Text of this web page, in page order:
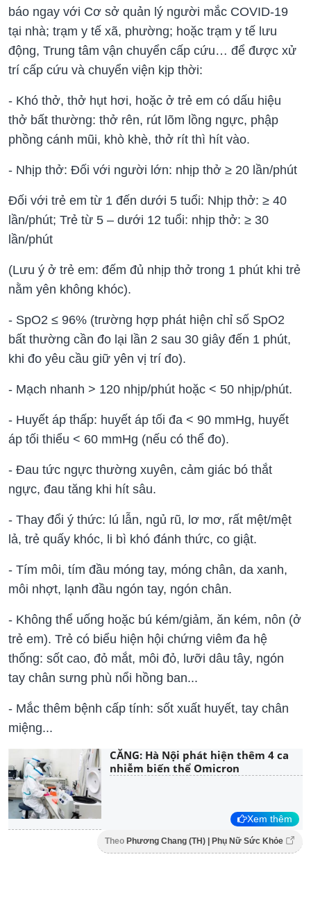
báo ngay với Cơ sở quản lý người mắc COVID-19
tại nhà; trạm y tế xã, phường; hoặc trạm y tế lưu
động, Trung tâm vận chuyển cấp cứu… để được xử
trí cấp cứu và chuyển viện kịp thời:
- Khó thở, thở hụt hơi, hoặc ở trẻ em có dấu hiệu
thở bất thường: thở rên, rút lõm lồng ngực, phập
phồng cánh mũi, khò khè, thở rít thì hít vào.
- Nhịp thở: Đối với người lớn: nhịp thở ≥ 20 lần/phút
Đối với trẻ em từ 1 đến dưới 5 tuổi: Nhịp thở: ≥ 40
lần/phút; Trẻ từ 5 – dưới 12 tuổi: nhịp thở: ≥ 30
lần/phút
(Lưu ý ở trẻ em: đếm đủ nhịp thở trong 1 phút khi trẻ
nằm yên không khóc).
- SpO2 ≤ 96% (trường hợp phát hiện chỉ số SpO2
bất thường cần đo lại lần 2 sau 30 giây đến 1 phút,
khi đo yêu cầu giữ yên vị trí đo).
- Mạch nhanh > 120 nhịp/phút hoặc < 50 nhịp/phút.
- Huyết áp thấp: huyết áp tối đa < 90 mmHg, huyết
áp tối thiểu < 60 mmHg (nếu có thể đo).
- Đau tức ngực thường xuyên, cảm giác bó thắt
ngực, đau tăng khi hít sâu.
- Thay đổi ý thức: lú lẫn, ngủ rũ, lơ mơ, rất mệt/mệt
lả, trẻ quấy khóc, li bì khó đánh thức, co giật.
- Tím môi, tím đầu móng tay, móng chân, da xanh,
môi nhợt, lạnh đầu ngón tay, ngón chân.
- Không thể uống hoặc bú kém/giảm, ăn kém, nôn (ở
trẻ em). Trẻ có biểu hiện hội chứng viêm đa hệ
thống: sốt cao, đỏ mắt, môi đỏ, lưỡi dâu tây, ngón
tay chân sưng phù nổi hồng ban...
- Mắc thêm bệnh cấp tính: sốt xuất huyết, tay chân
miệng...
CĂNG: Hà Nội phát hiện thêm 4 ca
nhiễm biến thể Omicron
Xem thêm
Theo Phương Chang (TH) | Phụ Nữ Sức Khỏe